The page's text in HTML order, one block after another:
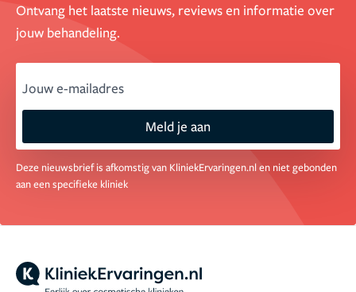
Ontvang het laatste nieuws, reviews en informatie over
jouw behandeling.
Meld je aan
Deze nieuwsbrief is afkomstig van KliniekErvaringen.nl en niet gebonden
aan een specifieke kliniek